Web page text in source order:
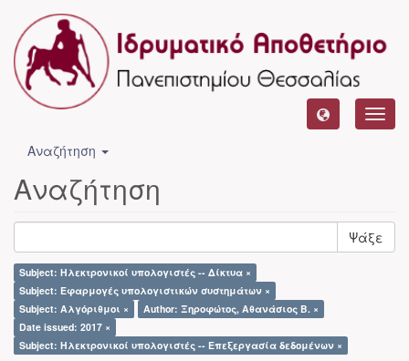
Αναζήτηση
Αναζήτηση
Ψάξε
Subject: Ηλεκτρονικοί υπολογιστές -- Δίκτυα ×
Subject: Εφαρμογές υπολογιστικών συστημάτων ×
Subject: Αλγόριθμοι ×
Author: Ξηροφώτος, Αθανάσιος Β. ×
Date issued: 2017 ×
Subject: Ηλεκτρονικοί υπολογιστές -- Επεξεργασία δεδομένων ×